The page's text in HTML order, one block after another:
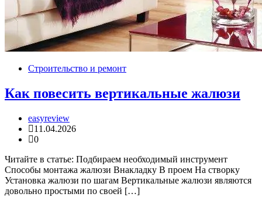
Строительство и ремонт
Как повесить вертикальные жалюзи
easyreview
11.04.2026
0
Читайте в статье: Подбираем необходимый инструмент
Способы монтажа жалюзи Внакладку В проем На створку
Установка жалюзи по шагам Вертикальные жалюзи являются
довольно простыми по своей […]